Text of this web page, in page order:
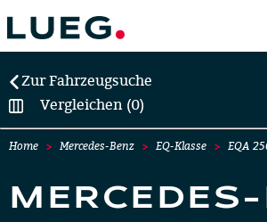
Zur Fahrzeugsuche
Vergleichen (0)
Home Mercedes-Benz EQ-Klasse EQA